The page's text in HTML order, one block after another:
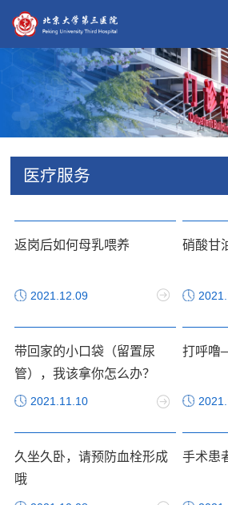
医疗服务
返岗后如何母乳喂养
2021.12.09
硝酸甘
带回家的小口袋（留置尿
管），我该拿你怎么办？
2021.11.10
打呼噜
久坐久卧，请预防血栓形成
哦
手术患